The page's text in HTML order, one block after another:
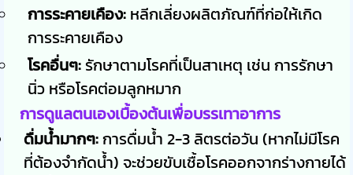
การระคายเคือง: หลีกเลี่ยงผลิตภัณฑ์ที่ก่อให้เกิด
การระคายเคือง
โรคอื่นๆ: รักษาตามโรคที่เป็นสาเหตุ เช่น การรักษา
นิ่ว หรือโรคต่อมลูกหมาก
การดูแลตนเองเบื้องต้นเพื่อบรรเทาอาการ
ดื่มน้ำมากๆ:การดื่มน้ำ 2-3 ลิตรต่อวัน (หากไม่มีโรค
ที่ต้องจำกัดน้ำ) จะช่วยขับเชื้อโรคออกจากร่างกายได้